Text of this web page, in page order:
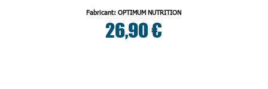
Fabricant: OPTIMUM NUTRITION
26,90 €